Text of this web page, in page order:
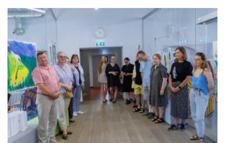
pamažu bando skintis kelią Norvegijoje. Kaip
pati Lina teigia „Sveikas požiūris į gyvenimą,
tikėjimas savo jėgomis ir, svarbiausia, nuolatinis
darbas su savimi (o kas sakė, kad tai yra
lengva?), gali padėti atrasti tai, ko ieškome –
kažkam reikia vidinės harmonijos, kitam išvaikyti
nesibaigiantį chaosą savo sieloje, aš tapydama
išsivalau ir iškraunu susikaupusias mintis ir
energiją“.